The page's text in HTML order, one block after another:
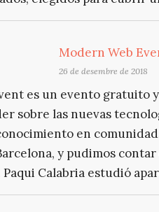
Modern Web
26 de desembre de 2018
es un evento gratuito
sobre las nuevas
en
y pudimos
Calabria estudió